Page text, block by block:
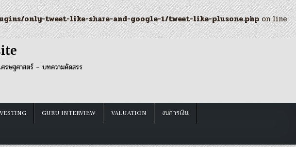
only-tweet-like-share-and-google-1/tweet-like-plusone.phpon line
ฐศาสตร์ – บทความคัดสรร
GURU INTERVIEW VALUATION งบการเงิน